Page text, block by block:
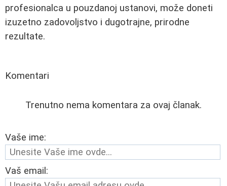
profesionalca u pouzdanoj ustanovi, može doneti
izuzetno zadovoljstvo i dugotrajne, prirodne
rezultate.
Komentari
Trenutno nema komentara za ovaj članak.
Vaše ime:
Vaš email: